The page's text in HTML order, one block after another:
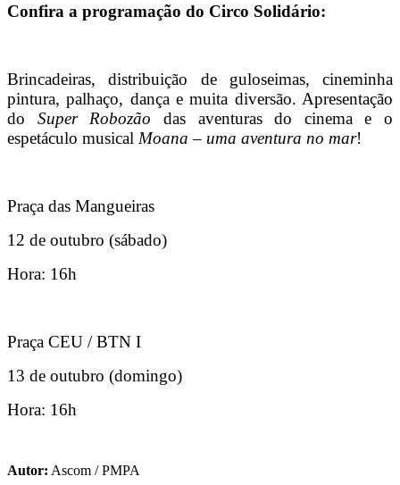
Confira a programação do Circo Solidário:
Brincadeiras, distribuição de guloseimas, cineminha
pintura, palhaço, dança e muita diversão. Apresentação
do Super Robozão das aventuras do cinema e o
espetáculo musical Moana – uma aventura no mar!
Praça das Mangueiras
12 de outubro (sábado)
Hora: 16h
Praça CEU / BTN I
13 de outubro (domingo)
Hora: 16h
Autor: Ascom / PMPA